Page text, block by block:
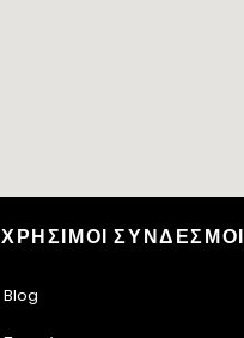
ΧΡΗΣΙΜΟΙ ΣΥΝΔΕΣΜΟΙ
Blog